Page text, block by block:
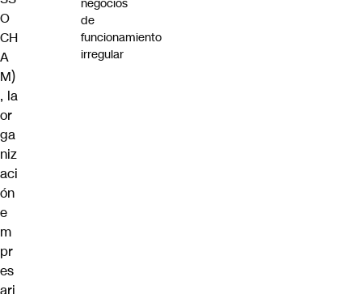
O
CH
A
M)
, la
or
ga
niz
aci
ón
e
m
pr
es
ari
negocios
de
funcionamiento
irregular